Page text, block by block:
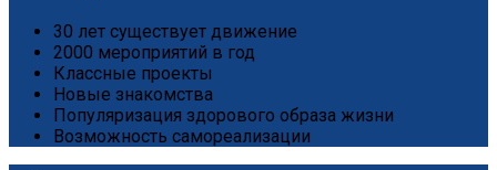
30 лет существует движение
2000 мероприятий в год
Классные проекты
Новые знакомства
Популяризация здорового образа жизни
Возможность самореализации